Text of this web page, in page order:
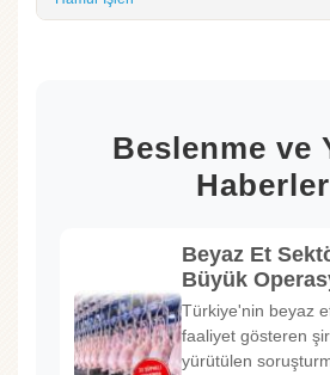
Beslenme ve
Beyaz Et
Büyük
Türkiye'nin beyaz
faaliyet gösteren
yürütülen